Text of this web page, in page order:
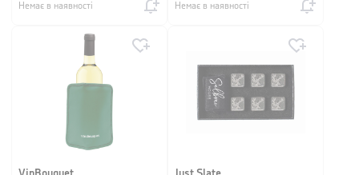
Немає в наявності Немає в наявності